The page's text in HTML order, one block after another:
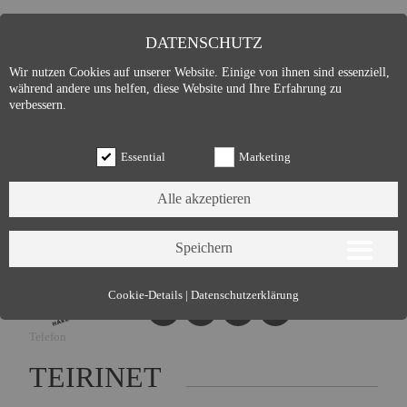
Telefon
TEIRINET
DATENSCHUTZ
Wir nutzen Cookies auf unserer Website. Einige von ihnen sind essenziell,
während andere uns helfen, diese Website und Ihre Erfahrung zu
verbessern.
Essential Marketing
Essential (3)
Name:
Cookie Hinweis
Cookies:
allowCookie
Laufzeit:
3 Monate
Cookie-Details | Datenschutzerklärung